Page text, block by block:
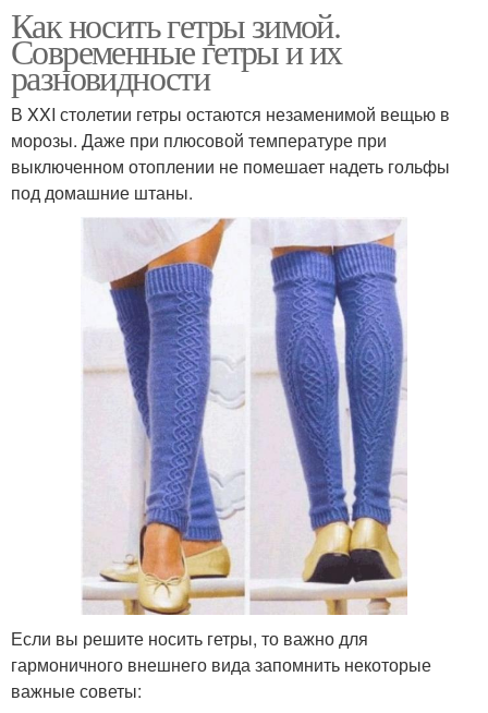
Как носить гетры зимой.
Современные гетры и их
разновидности
В XXI столетии гетры остаются незаменимой вещью в
морозы. Даже при плюсовой температуре при
выключенном отоплении не помешает надеть гольфы
под домашние штаны.
Если вы решите носить гетры, то важно для
гармоничного внешнего вида запомнить некоторые
важные советы: